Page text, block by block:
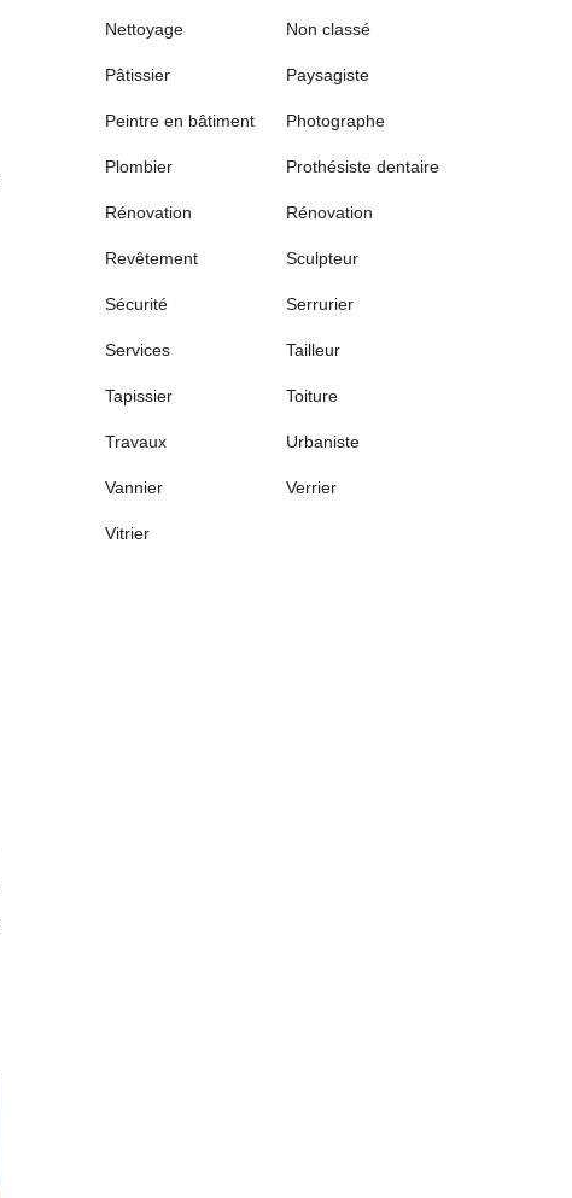
Nettoyage Non classé
Pâtissier Paysagiste
Peintre en bâtiment Photographe
Plombier Prothésiste dentaire
Rénovation Rénovation
Revêtement Sculpteur
Sécurité Serrurier
Services Tailleur
Tapissier Toiture
Travaux Urbaniste
Vannier Verrier
Vitrier